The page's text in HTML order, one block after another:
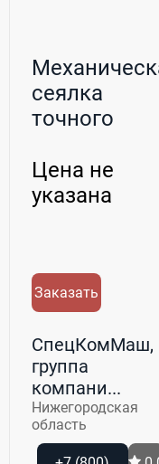
сеялка
точного
овощей
ALEX...
Цена не
указана
Заказать
СпецКомМаш,
группа
компани...
Нижегородская
область